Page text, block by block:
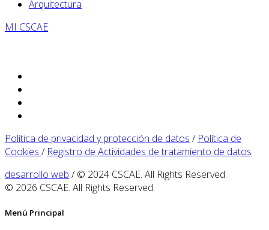
Arquitectura
MI CSCAE
Política de privacidad y protección de datos / Política de
Cookies / Registro de Actividades de tratamiento de datos
desarrollo web / © 2024 CSCAE. All Rights Reserved.
© 2026 CSCAE. All Rights Reserved.
Menú Principal